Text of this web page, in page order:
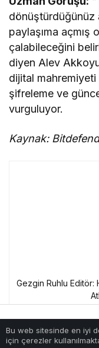
dönüştürdüğünüz
paylaşıma açmış
çalabileceğini
diyen Alev
dijital
şifreleme ve
vurguluyor.
Kaynak:
Gezgin Ruhlu Editör:
Tamamen
Bu web sitesinde en iyi
için çerezler
Anasayfa